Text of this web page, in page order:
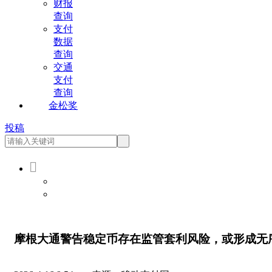
财报
查询
支付
数据
查询
交通
支付
查询
金松奖
投稿

摩根大通警告稳定币存在监管套利风险，或形成无